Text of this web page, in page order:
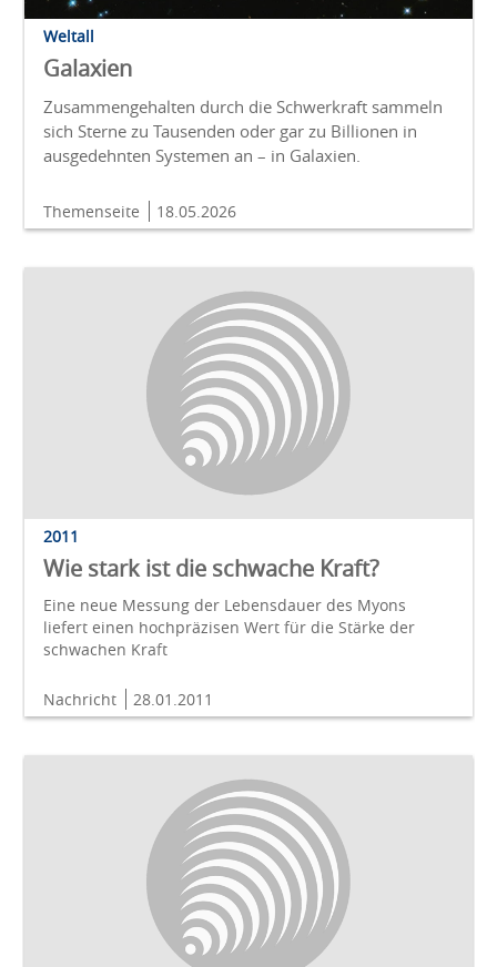
Weltall
Galaxien
Zusammengehalten durch die Schwerkraft sammeln
sich Sterne zu Tausenden oder gar zu Billionen in
ausgedehnten Systemen an – in Galaxien.
Themenseite 18.05.2026
2011
Wie stark ist die schwache Kraft?
Eine neue Messung der Lebensdauer des Myons
liefert einen hochpräzisen Wert für die Stärke der
schwachen Kraft
Nachricht 28.01.2011